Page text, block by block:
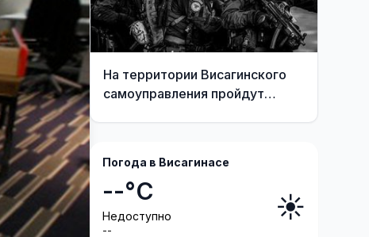
На территории Висагинского
самоуправления пройдут
Погода в Висагинасе
--°C
Недоступно
--
☀️